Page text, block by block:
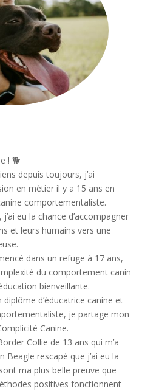
! 🐕
depuis toujours, j’ai
en métier il y a 15 ans en
comportementaliste.
j’ai eu la chance d’accompagner
et leurs humains vers une
dans un refuge à 17 ans,
du comportement canin
bienveillante.
diplôme d’éducatrice canine et
je partage mon
Canine.
Collie de 13 ans qui m’a
Beagle rescapé que j’ai eu la
ma plus belle preuve que
positives fonctionnent